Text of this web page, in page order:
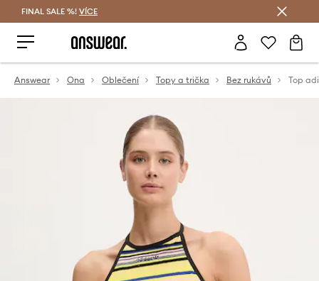
FINAL SALE %! VÍCE
Answear Ona Oblečení Topy a trička Bez rukávů